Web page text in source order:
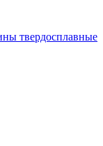
твердосплавные